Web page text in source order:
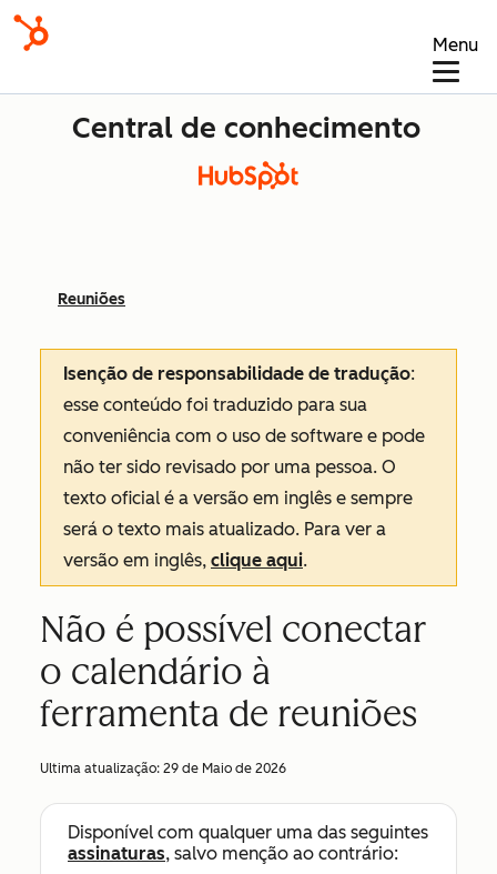
Menu
Central de conhecimento
Reuniões
Isenção de responsabilidade de tradução:
esse conteúdo foi traduzido para sua
conveniência com o uso de software e pode
não ter sido revisado por uma pessoa. O
texto oficial é a versão em inglês e sempre
será o texto mais atualizado. Para ver a
versão em inglês, clique aqui.
Não é possível conectar
o calendário à
ferramenta de reuniões
Ultima atualização: 29 de Maio de 2026
Disponível com qualquer uma das seguintes
assinaturas, salvo menção ao contrário: